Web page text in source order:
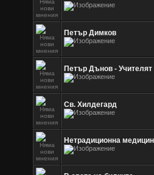
Петър Димков
Петър Дънов - Учителят
Св. Хилдегард
Нетрадиционна